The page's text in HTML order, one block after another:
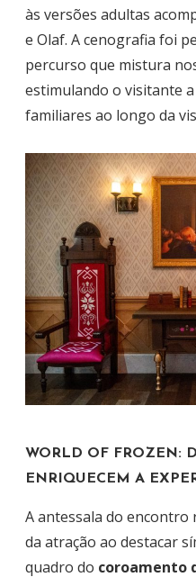
às versões adultas
e Olaf. A cenografia foi
percurso que mistura
estimulando o visitante
familiares ao longo da
WORLD OF FROZEN:
ENRIQUECEM A
A antessala do
da atração ao destacar
quadro do coroamento